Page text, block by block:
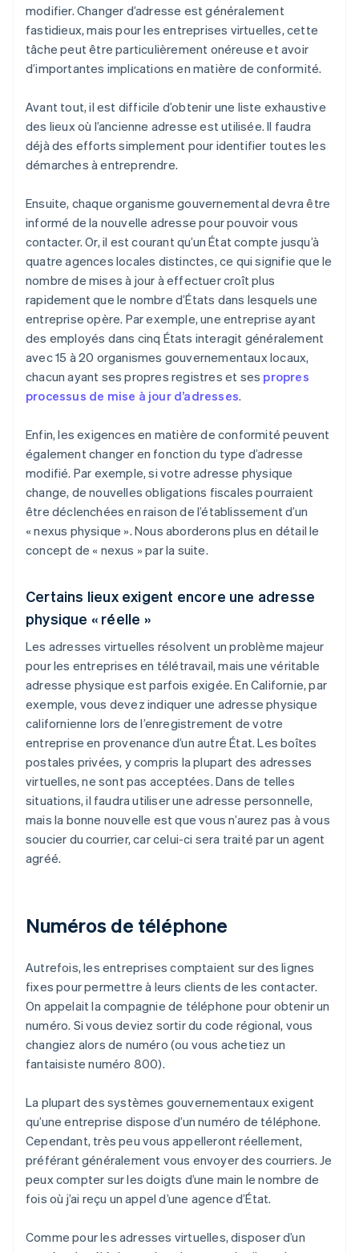
modifier. Changer d’adresse est généralement
fastidieux, mais pour les entreprises virtuelles, cette
tâche peut être particulièrement onéreuse et avoir
d’importantes implications en matière de conformité.
Avant tout, il est difficile d’obtenir une liste exhaustive
des lieux où l’ancienne adresse est utilisée. Il faudra
déjà des efforts simplement pour identifier toutes les
démarches à entreprendre.
Ensuite, chaque organisme gouvernemental devra être
informé de la nouvelle adresse pour pouvoir vous
contacter. Or, il est courant qu’un État compte jusqu’à
quatre agences locales distinctes, ce qui signifie que le
nombre de mises à jour à effectuer croît plus
rapidement que le nombre d’États dans lesquels une
entreprise opère. Par exemple, une entreprise ayant
des employés dans cinq États interagit généralement
avec 15 à 20 organismes gouvernementaux locaux,
chacun ayant ses propres registres et ses propres
processus de mise à jour d’adresses.
Enfin, les exigences en matière de conformité peuvent
également changer en fonction du type d’adresse
modifié. Par exemple, si votre adresse physique
change, de nouvelles obligations fiscales pourraient
être déclenchées en raison de l’établissement d’un
« nexus physique ». Nous aborderons plus en détail le
concept de « nexus » par la suite.
Certains lieux exigent encore une adresse
physique « réelle »
Les adresses virtuelles résolvent un problème majeur
pour les entreprises en télétravail, mais une véritable
adresse physique est parfois exigée. En Californie, par
exemple, vous devez indiquer une adresse physique
californienne lors de l’enregistrement de votre
entreprise en provenance d’un autre État. Les boîtes
postales privées, y compris la plupart des adresses
virtuelles, ne sont pas acceptées. Dans de telles
situations, il faudra utiliser une adresse personnelle,
mais la bonne nouvelle est que vous n’aurez pas à vous
soucier du courrier, car celui-ci sera traité par un agent
agréé.
Numéros de téléphone
Autrefois, les entreprises comptaient sur des lignes
fixes pour permettre à leurs clients de les contacter.
On appelait la compagnie de téléphone pour obtenir un
numéro. Si vous deviez sortir du code régional, vous
changiez alors de numéro (ou vous achetiez un
fantaisiste numéro 800).
La plupart des systèmes gouvernementaux exigent
qu’une entreprise dispose d’un numéro de téléphone.
Cependant, très peu vous appelleront réellement,
préférant généralement vous envoyer des courriers. Je
peux compter sur les doigts d’une main le nombre de
fois où j’ai reçu un appel d’une agence d’État.
Comme pour les adresses virtuelles, disposer d’un